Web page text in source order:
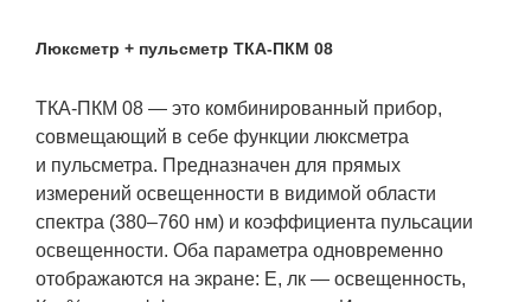
Люксметр + пульсметр ТКА-ПКМ 08
ТКА-ПКМ 08 — это комбинированный прибор,
совмещающий в себе функции люксметра
и пульсметра. Предназначен для прямых
измерений освещенности в видимой области
спектра (380–760 нм) и коэффициента пульсации
освещенности. Оба параметра одновременно
отображаются на экране: Е, лк — освещенность,